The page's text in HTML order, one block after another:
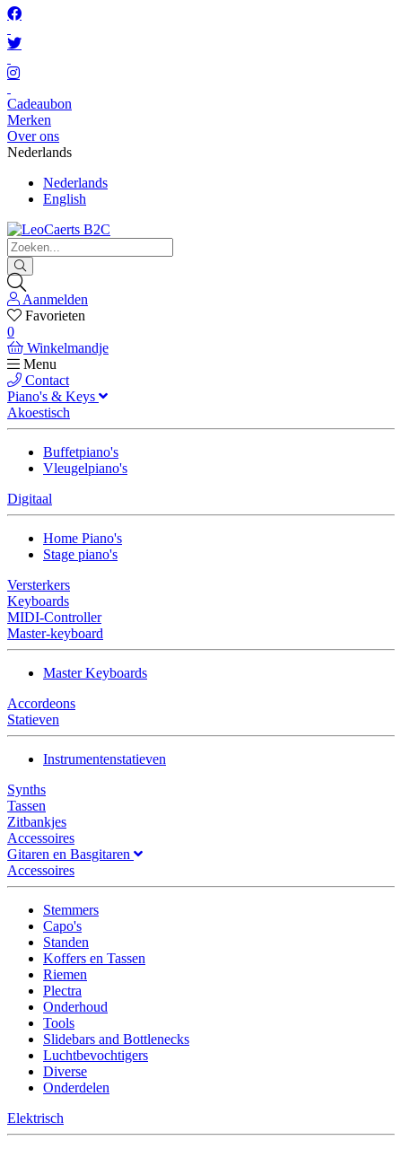
Cadeaubon
Merken
Over ons
Nederlands
Nederlands
English
Aanmelden
Favorieten
0
Winkelmandje
Menu
Contact
Piano's & Keys
Akoestisch
Buffetpiano's
Vleugelpiano's
Digitaal
Home Piano's
Stage piano's
Versterkers
Keyboards
MIDI-Controller
Master-keyboard
Master Keyboards
Accordeons
Statieven
Instrumentenstatieven
Synths
Tassen
Zitbankjes
Accessoires
Gitaren en Basgitaren
Accessoires
Stemmers
Capo's
Standen
Koffers en Tassen
Riemen
Plectra
Onderhoud
Tools
Slidebars and Bottlenecks
Luchtbevochtigers
Diverse
Onderdelen
Elektrisch